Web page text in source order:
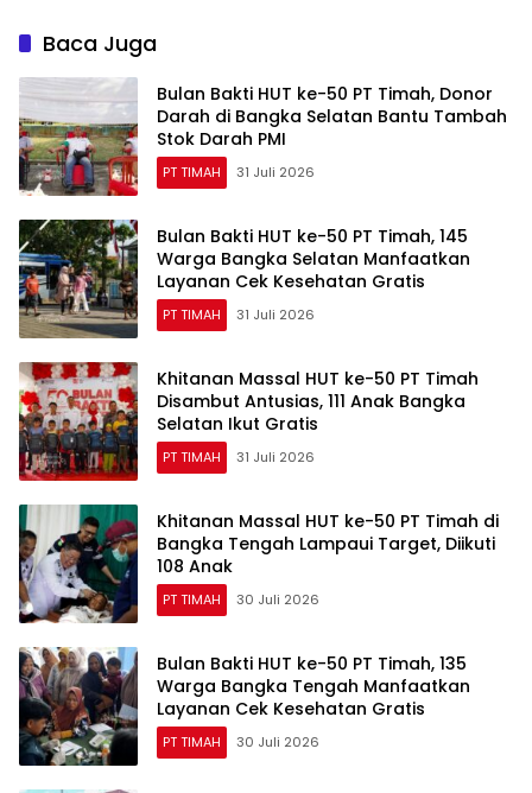
GratisBaca Juga
Bulan Bakti HUT ke-50 PT Timah, Donor
Darah di Bangka Selatan Bantu Tambah
Stok Darah PMI
PT TIMAH 31 Juli 2026
Bulan Bakti HUT ke-50 PT Timah, 145
Warga Bangka Selatan Manfaatkan
Layanan Cek Kesehatan Gratis
PT TIMAH 31 Juli 2026
Khitanan Massal HUT ke-50 PT Timah
Disambut Antusias, 111 Anak Bangka
Selatan Ikut Gratis
PT TIMAH 31 Juli 2026
Khitanan Massal HUT ke-50 PT Timah di
Bangka Tengah Lampaui Target, Diikuti
108 Anak
PT TIMAH 30 Juli 2026
Bulan Bakti HUT ke-50 PT Timah, 135
Warga Bangka Tengah Manfaatkan
Layanan Cek Kesehatan Gratis
PT TIMAH 30 Juli 2026